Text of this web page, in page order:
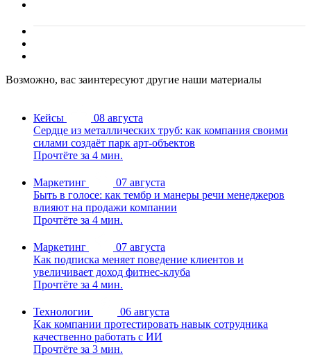
Возможно, вас заинтересуют другие наши материалы
Кейсы
08 августа
Сердце из металлических труб: как компания своими
силами создаёт парк арт-объектов
Прочтёте за 4 мин.
Маркетинг
07 августа
Быть в голосе: как тембр и манеры речи менеджеров
влияют на продажи компании
Прочтёте за 4 мин.
Маркетинг
07 августа
Как подписка меняет поведение клиентов и
увеличивает доход фитнес-клуба
Прочтёте за 4 мин.
Технологии
06 августа
Как компании протестировать навык сотрудника
качественно работать с ИИ
Прочтёте за 3 мин.